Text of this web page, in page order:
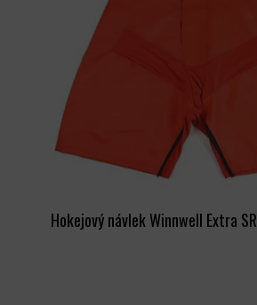
Hokejový návlek Winnwell Extra SR